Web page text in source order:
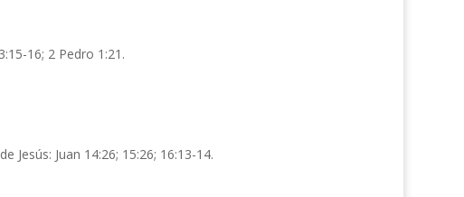
16; 2 Pedro 1:21.
Jesús: Juan 14:26; 15:26; 16:13-14.